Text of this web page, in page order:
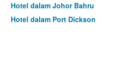
Hotel dalam Johor Bahru
Hotel dalam Port Dickson